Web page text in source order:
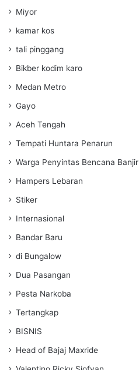
Miyor
kamar kos
tali pinggang
Bikber kodim karo
Medan Metro
Gayo
Aceh Tengah
Tempati Huntara Penarun
Warga Penyintas Bencana Banjir
Hampers Lebaran
Stiker
Internasional
Bandar Baru
di Bungalow
Dua Pasangan
Pesta Narkoba
Tertangkap
BISNIS
Head of Bajaj Maxride